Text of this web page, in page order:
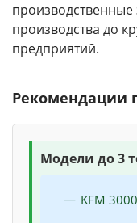
производства до
предприятий.
Рекомендации
Модели до 3
KFM